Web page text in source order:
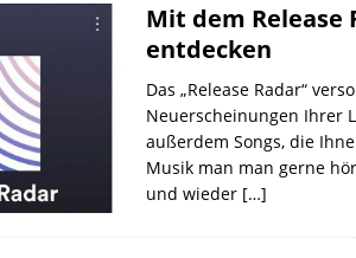
Mit dem Release
entdecken
Das „Release Radar“
Neuerscheinungen Ihrer
außerdem Songs, die
Musik man man gerne
und wieder […]